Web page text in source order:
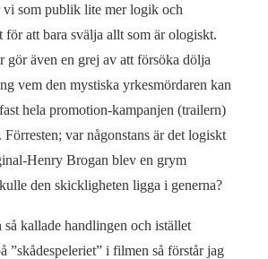
vi som publik lite mer logik och
att bara svälja allt som är ologiskt.
gör även en grej av att försöka dölja
vem den mystiska yrkesmördaren kan
hela promotion-kampanjen (trailern)
var någonstans är det logiskt
Henry Brogan blev en grym
den skickligheten ligga i generna?
kallade handlingen och istället
”skådespeleriet” i filmen så förstår jag